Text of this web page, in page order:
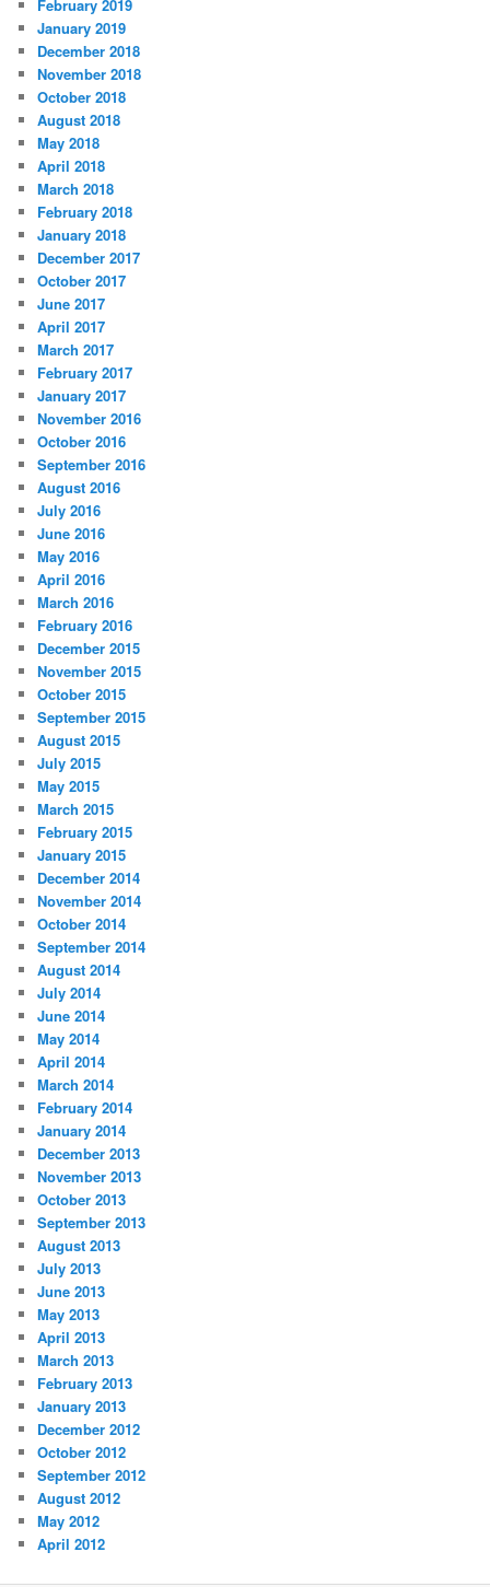
February 2019
January 2019
December 2018
November 2018
October 2018
August 2018
May 2018
April 2018
March 2018
February 2018
January 2018
December 2017
October 2017
June 2017
April 2017
March 2017
February 2017
January 2017
November 2016
October 2016
September 2016
August 2016
July 2016
June 2016
May 2016
April 2016
March 2016
February 2016
December 2015
November 2015
October 2015
September 2015
August 2015
July 2015
May 2015
March 2015
February 2015
January 2015
December 2014
November 2014
October 2014
September 2014
August 2014
July 2014
June 2014
May 2014
April 2014
March 2014
February 2014
January 2014
December 2013
November 2013
October 2013
September 2013
August 2013
July 2013
June 2013
May 2013
April 2013
March 2013
February 2013
January 2013
December 2012
October 2012
September 2012
August 2012
May 2012
April 2012